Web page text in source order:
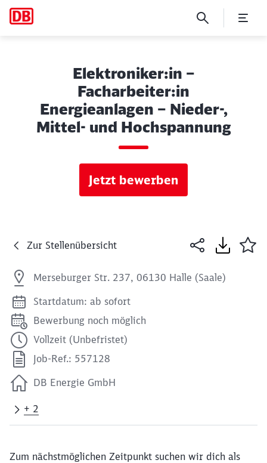
Elektroniker:in –
Facharbeiter:in
Energieanlagen – Nieder-,
Mittel- und Hochspannung
Jetzt bewerben
Zur Stellenübersicht
Merseburger Str. 237, 06130 Halle (Saale)
Startdatum: ab sofort
Bewerbung noch möglich
Vollzeit (Unbefristet)
Job-Ref.: 557128
DB Energie GmbH
+ 2
Zum nächstmöglichen Zeitpunkt suchen wir dich als